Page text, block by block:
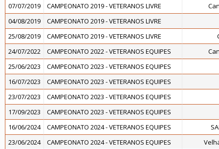
07/07/2019
CAMPEONATO 2019 - VETERANOS LIVRE
04/08/2019
CAMPEONATO 2019 - VETERANOS LIVRE
25/08/2019
CAMPEONATO 2019 - VETERANOS LIVRE
24/07/2022
CAMPEONATO 2022 - VETERANOS EQUIPES
25/06/2023
CAMPEONATO 2023 - VETERANOS EQUIPES
16/07/2023
CAMPEONATO 2023 - VETERANOS EQUIPES
23/07/2023
CAMPEONATO 2023 - VETERANOS EQUIPES
17/09/2023
CAMPEONATO 2023 - VETERANOS EQUIPES
16/06/2024
CAMPEONATO 2024 - VETERANOS EQUIPES
23/06/2024
CAMPEONATO 2024 - VETERANOS EQUIPES